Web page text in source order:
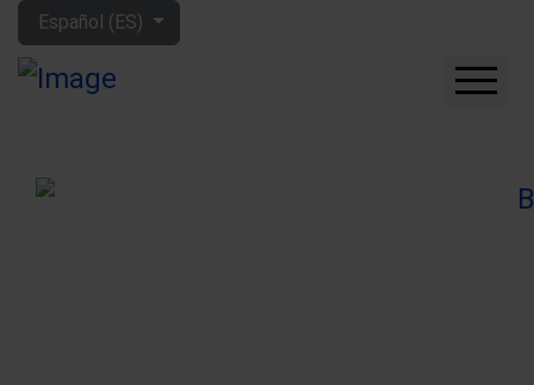
Seleccione su idioma
Español (ES)